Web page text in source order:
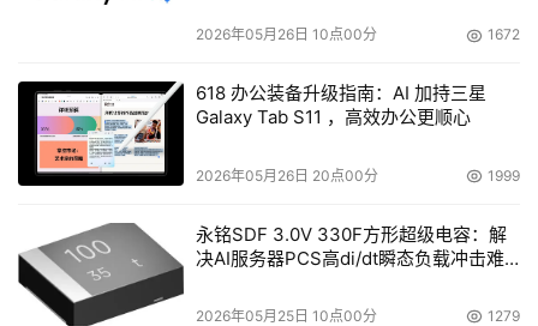
2026年05月26日 10点00分 1672
618 办公装备升级指南：AI 加持三星
Galaxy Tab S11 ，高效办公更顺心
2026年05月26日 20点00分 1999
永铭SDF 3.0V 330F方形超级电容：解
决AI服务器PCS高di/dt瞬态负载冲击难
2026年05月25日 10点00分 1279